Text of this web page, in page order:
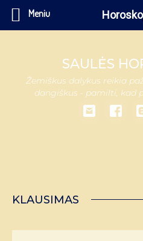
SAULĖS
Žemiškus dalykus reikia
dangiškus - pamilti, kad
KLAUSIMAS
Meniu